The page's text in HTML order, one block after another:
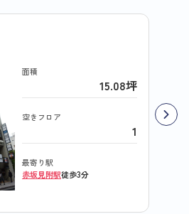
面積
15.08坪
空きフロア
1
最寄り駅
赤坂見附駅徒歩3分